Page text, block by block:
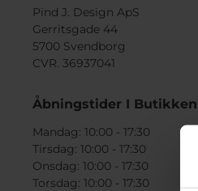
Pind J. Design ApS
Gerritsgade 44
5700 Svendborg
CVR. 36937041
Åbningstider I Butikken
Mandag: 10:00 - 17:30
Tirsdag: 10:00 - 17:30
Onsdag: 10:00 - 17:30
Torsdag: 10:00 - 17:30